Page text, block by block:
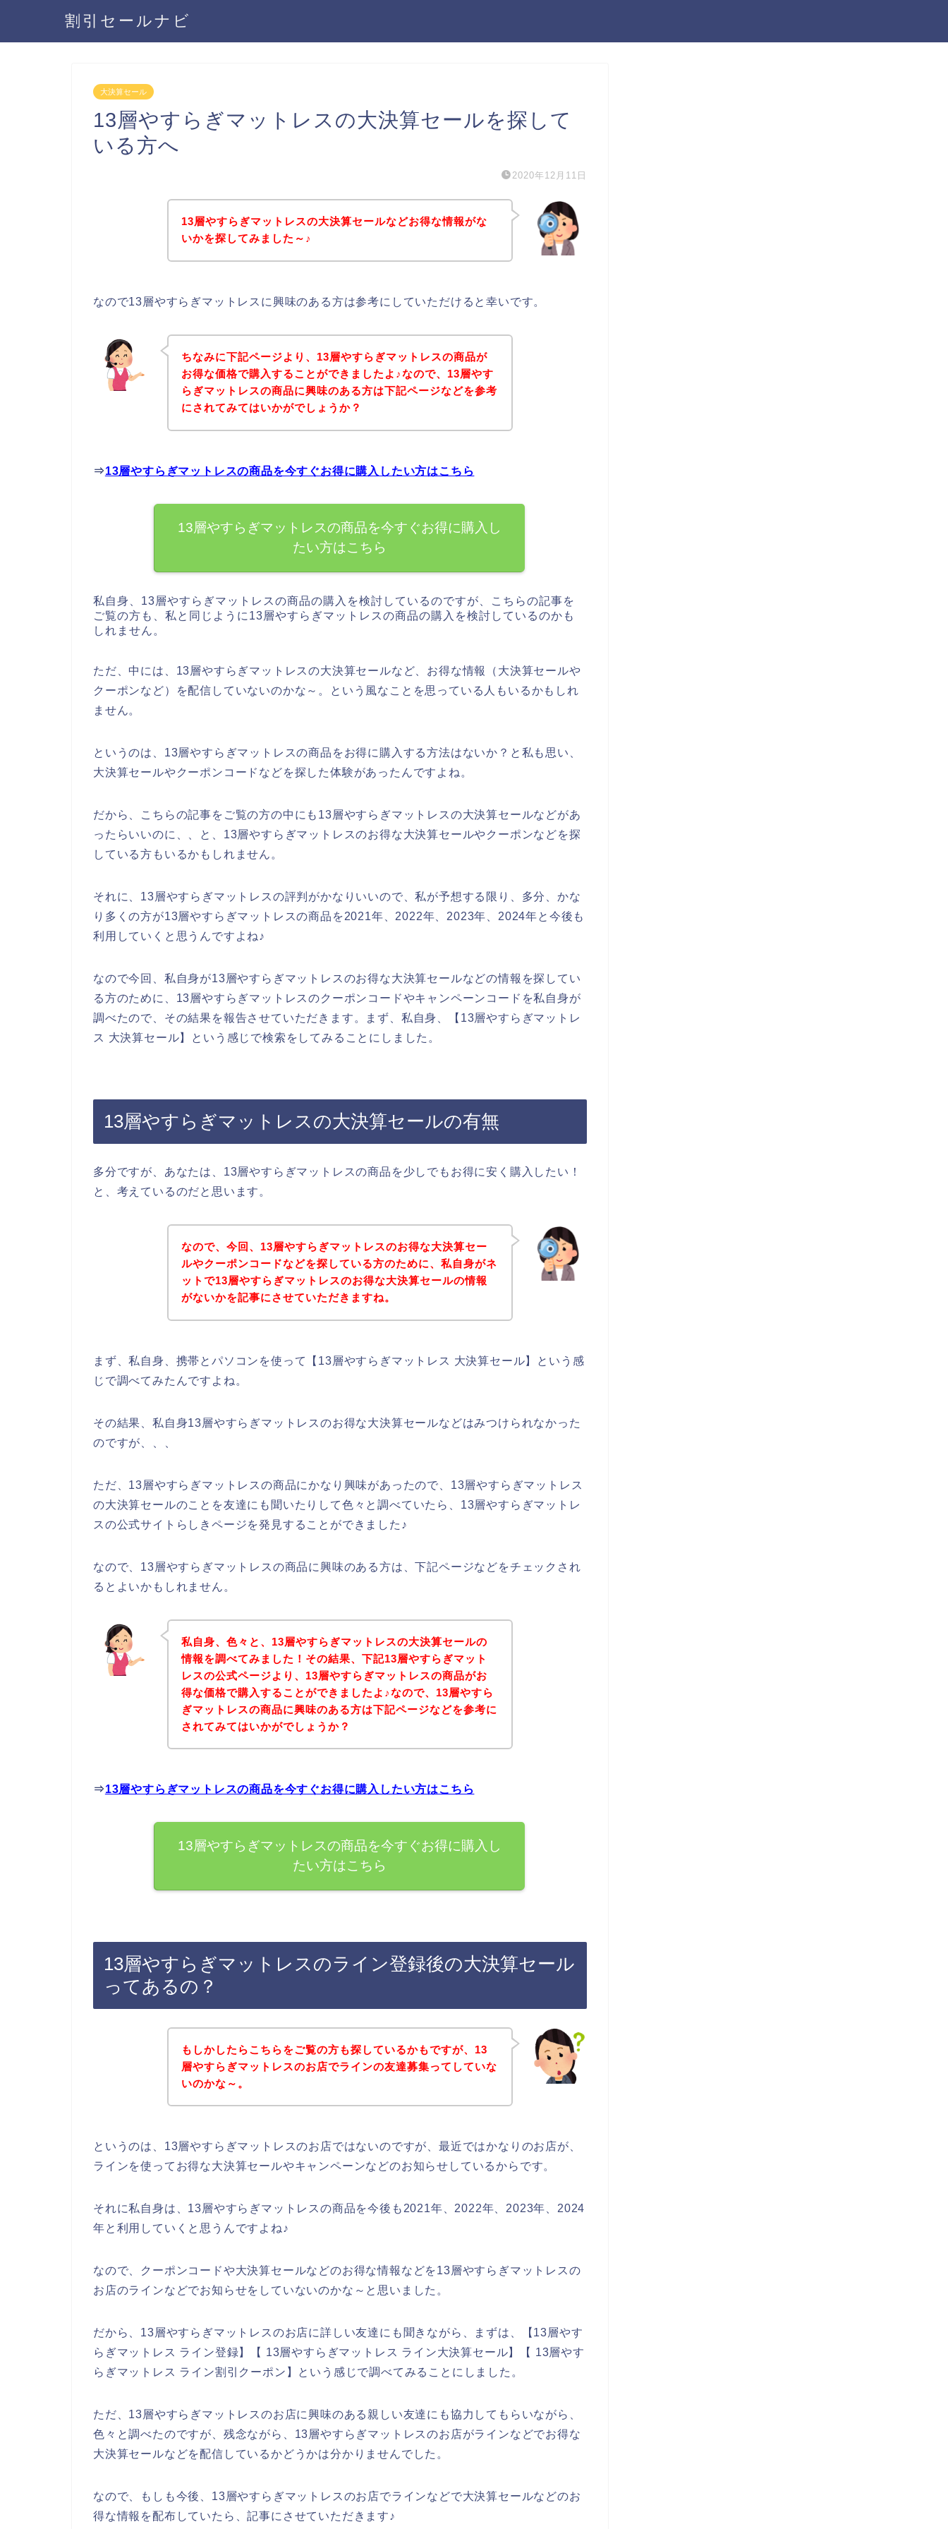
割引セールナビ
大決算セール
13層やすらぎマットレスの大決算セールを探して
いる方へ
2020年12月11日
13層やすらぎマットレスの大決算セールなどお得な情報がな
いかを探してみました～♪
なので13層やすらぎマットレスに興味のある方は参考にしていただけると幸いです。
ちなみに下記ページより、13層やすらぎマットレスの商品が
お得な価格で購入することができましたよ♪なので、13層やす
らぎマットレスの商品に興味のある方は下記ページなどを参考
にされてみてはいかがでしょうか？
⇒13層やすらぎマットレスの商品を今すぐお得に購入したい方はこちら
13層やすらぎマットレスの商品を今すぐお得に購入し
たい方はこちら
私自身、13層やすらぎマットレスの商品の購入を検討しているのですが、こちらの記事を
ご覧の方も、私と同じように13層やすらぎマットレスの商品の購入を検討しているのかも
しれません。
ただ、中には、13層やすらぎマットレスの大決算セールなど、お得な情報（大決算セールや
クーポンなど）を配信していないのかな～。という風なことを思っている人もいるかもしれ
ません。
というのは、13層やすらぎマットレスの商品をお得に購入する方法はないか？と私も思い、
大決算セールやクーポンコードなどを探した体験があったんですよね。
だから、こちらの記事をご覧の方の中にも13層やすらぎマットレスの大決算セールなどがあ
ったらいいのに、、と、13層やすらぎマットレスのお得な大決算セールやクーポンなどを探
している方もいるかもしれません。
それに、13層やすらぎマットレスの評判がかなりいいので、私が予想する限り、多分、かな
り多くの方が13層やすらぎマットレスの商品を2021年、2022年、2023年、2024年と今後も
利用していくと思うんですよね♪
なので今回、私自身が13層やすらぎマットレスのお得な大決算セールなどの情報を探してい
る方のために、13層やすらぎマットレスのクーポンコードやキャンペーンコードを私自身が
調べたので、その結果を報告させていただきます。まず、私自身、【13層やすらぎマットレ
ス 大決算セール】という感じで検索をしてみることにしました。
13層やすらぎマットレスの大決算セールの有無
多分ですが、あなたは、13層やすらぎマットレスの商品を少しでもお得に安く購入したい！
と、考えているのだと思います。
なので、今回、13層やすらぎマットレスのお得な大決算セー
ルやクーポンコードなどを探している方のために、私自身がネ
ットで13層やすらぎマットレスのお得な大決算セールの情報
がないかを記事にさせていただきますね。
まず、私自身、携帯とパソコンを使って【13層やすらぎマットレス 大決算セール】という感
じで調べてみたんですよね。
その結果、私自身13層やすらぎマットレスのお得な大決算セールなどはみつけられなかった
のですが、、、
ただ、13層やすらぎマットレスの商品にかなり興味があったので、13層やすらぎマットレス
の大決算セールのことを友達にも聞いたりして色々と調べていたら、13層やすらぎマットレ
スの公式サイトらしきページを発見することができました♪
なので、13層やすらぎマットレスの商品に興味のある方は、下記ページなどをチェックされ
るとよいかもしれません。
私自身、色々と、13層やすらぎマットレスの大決算セールの
情報を調べてみました！その結果、下記13層やすらぎマット
レスの公式ページより、13層やすらぎマットレスの商品がお
得な価格で購入することができましたよ♪なので、13層やすら
ぎマットレスの商品に興味のある方は下記ページなどを参考に
されてみてはいかがでしょうか？
⇒13層やすらぎマットレスの商品を今すぐお得に購入したい方はこちら
13層やすらぎマットレスの商品を今すぐお得に購入し
たい方はこちら
13層やすらぎマットレスのライン登録後の大決算セール
ってあるの？
もしかしたらこちらをご覧の方も探しているかもですが、13
層やすらぎマットレスのお店でラインの友達募集ってしていな
いのかな～。
というのは、13層やすらぎマットレスのお店ではないのですが、最近ではかなりのお店が、
ラインを使ってお得な大決算セールやキャンペーンなどのお知らせしているからです。
それに私自身は、13層やすらぎマットレスの商品を今後も2021年、2022年、2023年、2024
年と利用していくと思うんですよね♪
なので、クーポンコードや大決算セールなどのお得な情報などを13層やすらぎマットレスの
お店のラインなどでお知らせをしていないのかな～と思いました。
だから、13層やすらぎマットレスのお店に詳しい友達にも聞きながら、まずは、【13層やす
らぎマットレス ライン登録】【 13層やすらぎマットレス ライン大決算セール】【 13層やす
らぎマットレス ライン割引クーポン】という感じで調べてみることにしました。
ただ、13層やすらぎマットレスのお店に興味のある親しい友達にも協力してもらいながら、
色々と調べたのですが、残念ながら、13層やすらぎマットレスのお店がラインなどでお得な
大決算セールなどを配信しているかどうかは分かりませんでした。
なので、もしも今後、13層やすらぎマットレスのお店でラインなどで大決算セールなどのお
得な情報を配布していたら、記事にさせていただきます♪